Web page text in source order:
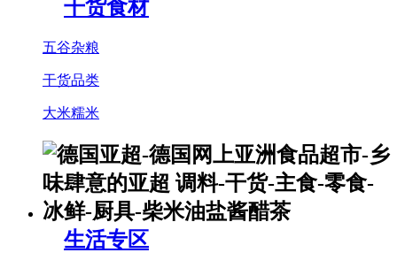
干货食材
五谷杂粮
干货品类
大米糯米
生活专区